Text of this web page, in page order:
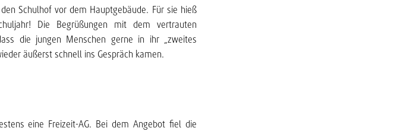
Schulhof vor dem Hauptgebäude. Für sie hieß
Die Begrüßungen mit dem vertrauten
die jungen Menschen gerne in ihr „zweites
äußerst schnell ins Gespräch kamen.
eine Freizeit-AG. Bei dem Angebot fiel die